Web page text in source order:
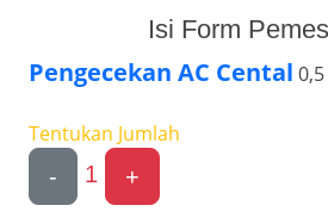
Isi Form
Pengecekan AC Cental
Tentukan Jumlah
-
1 +